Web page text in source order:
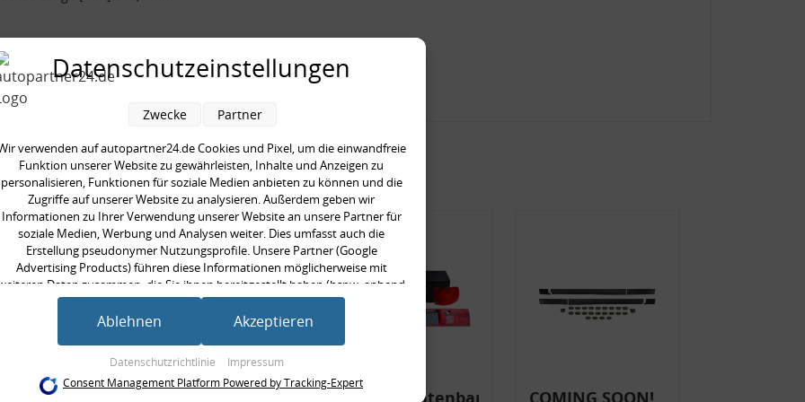
[mm]:
510,0 mm
kauften auch
Rückleuchtenband
COMING SOON!
Datenschutzeinstellungen
verwenden auf autopartner24.de Cookies und Pixel, um die einwandfreie
Funktion unserer Website zu gewährleisten, Inhalte und Anzeigen zu
personalisieren, Funktionen für soziale Medien anbieten zu können und die
Zugriffe auf unserer Website zu analysieren. Außerdem geben wir
Informationen zu Ihrer Verwendung unserer Website an unsere Partner für
soziale Medien, Werbung und Analysen weiter. Dies umfasst auch die
Erstellung pseudonymer Nutzungsprofile. Unsere Partner (Google
Advertising Products) führen diese Informationen möglicherweise mit
Daten zusammen, die Sie ihnen bereitgestellt haben (bspw. anhand
eines persönlichen Accounts) oder welche sie im Rahmen Ihrer Nutzung der
Dienste gesammelt haben (bspw. Nutzungsdaten anderer Geräte). Ihre
Einwilligung zur Nutzung von Cookies und Pixeln können Sie jederzeit
dort die entsprechenden Anpassungen vornehmen.
Datenschutzrichtlinie Impressum
Zwecke Partner
Ablehnen Akzeptieren
Consent Management Platform Powered by Tracking-Expert